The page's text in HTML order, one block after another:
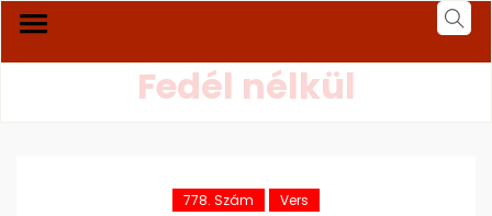
Fedél nélkül
778. Szám Vers